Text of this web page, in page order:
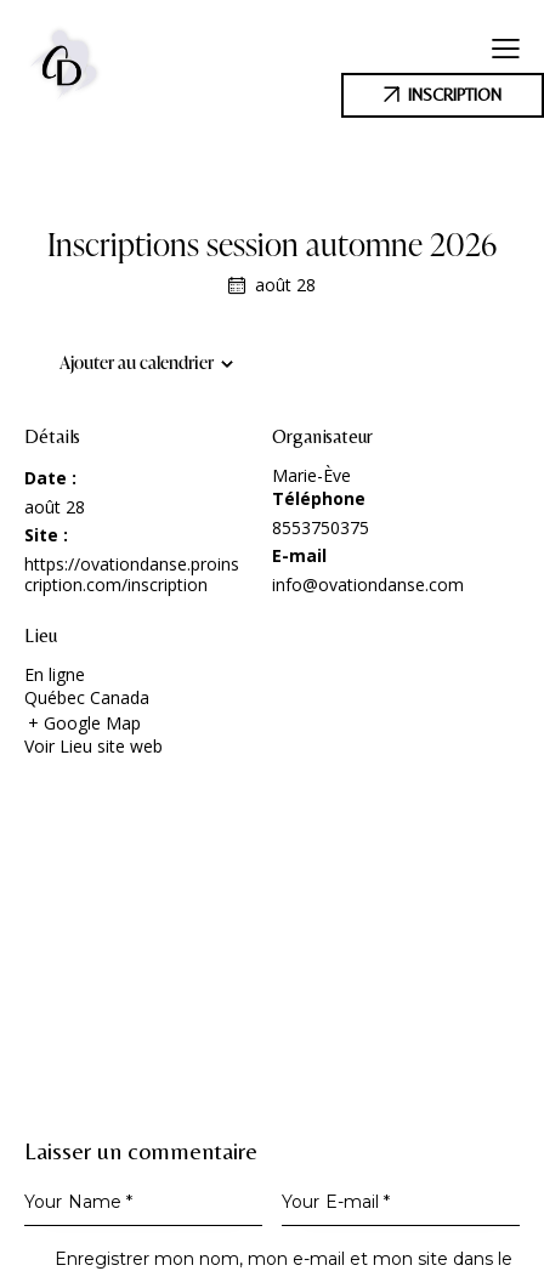
INSCRIPTION
Inscriptions session automne 2026
août 28
Ajouter au calendrier
Détails
Date :
août 28
Site :
https://ovationdanse.proins
cription.com/inscription
Organisateur
Marie-Ève
Téléphone
8553750375
E-mail
info@ovationdanse.com
Lieu
En ligne
Québec Canada
+ Google Map
Voir Lieu site web
laisser un commentaire
Enregistrer mon nom, mon e-mail et mon site dans le